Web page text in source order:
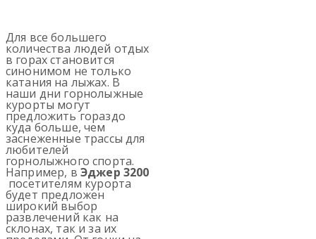
Для все большего
количества людей отдых
в горах становится
синонимом не только
катания на лыжах. В
наши дни горнолыжные
курорты могут
предложить гораздо
куда больше, чем
заснеженные трассы для
любителей
горнолыжного спорта.
Например, в Эджер 3200
посетителям курорта
будет предложен
широкий выбор
развлечений как на
склонах, так и за их